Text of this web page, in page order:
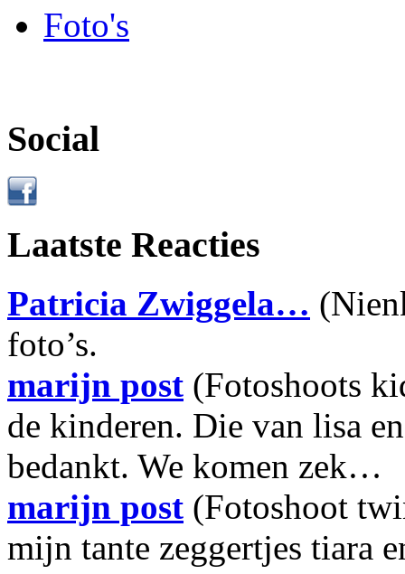
Foto's
Social
Laatste Reacties
Patricia Zwiggela…
foto’s.
marijn post (Fotoshoots
de kinderen. Die van lisa
bedankt. We komen zek…
marijn post (Fotoshoot
mijn tante zeggertjes tiara